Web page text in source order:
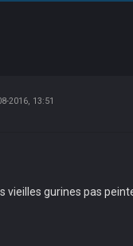
2016, 13:51
vieilles gurines pas